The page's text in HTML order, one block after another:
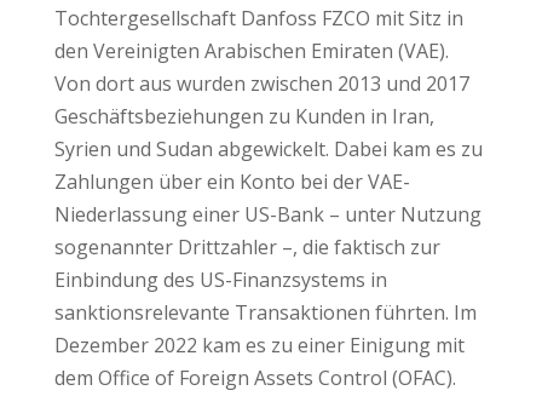
Tochtergesellschaft Danfoss FZCO mit Sitz in
den Vereinigten Arabischen Emiraten (VAE).
Von dort aus wurden zwischen 2013 und 2017
Geschäftsbeziehungen zu Kunden in Iran,
Syrien und Sudan abgewickelt. Dabei kam es zu
Zahlungen über ein Konto bei der VAE-
Niederlassung einer US-Bank – unter Nutzung
sogenannter Drittzahler –, die faktisch zur
Einbindung des US-Finanzsystems in
sanktionsrelevante Transaktionen führten. Im
Dezember 2022 kam es zu einer Einigung mit
dem Office of Foreign Assets Control (OFAC).